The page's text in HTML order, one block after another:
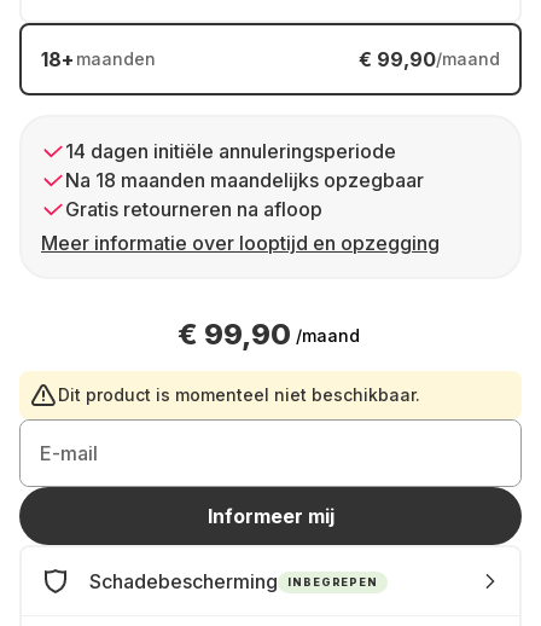
18+ maanden € 99,90/maand
14 dagen initiële annuleringsperiode
Na 18 maanden maandelijks opzegbaar
Gratis retourneren na afloop
Meer informatie over looptijd en opzegging
€ 99,90 /maand
Dit product is momenteel niet beschikbaar.
E-mail
Informeer mij
Schadebescherming INBEGREPEN